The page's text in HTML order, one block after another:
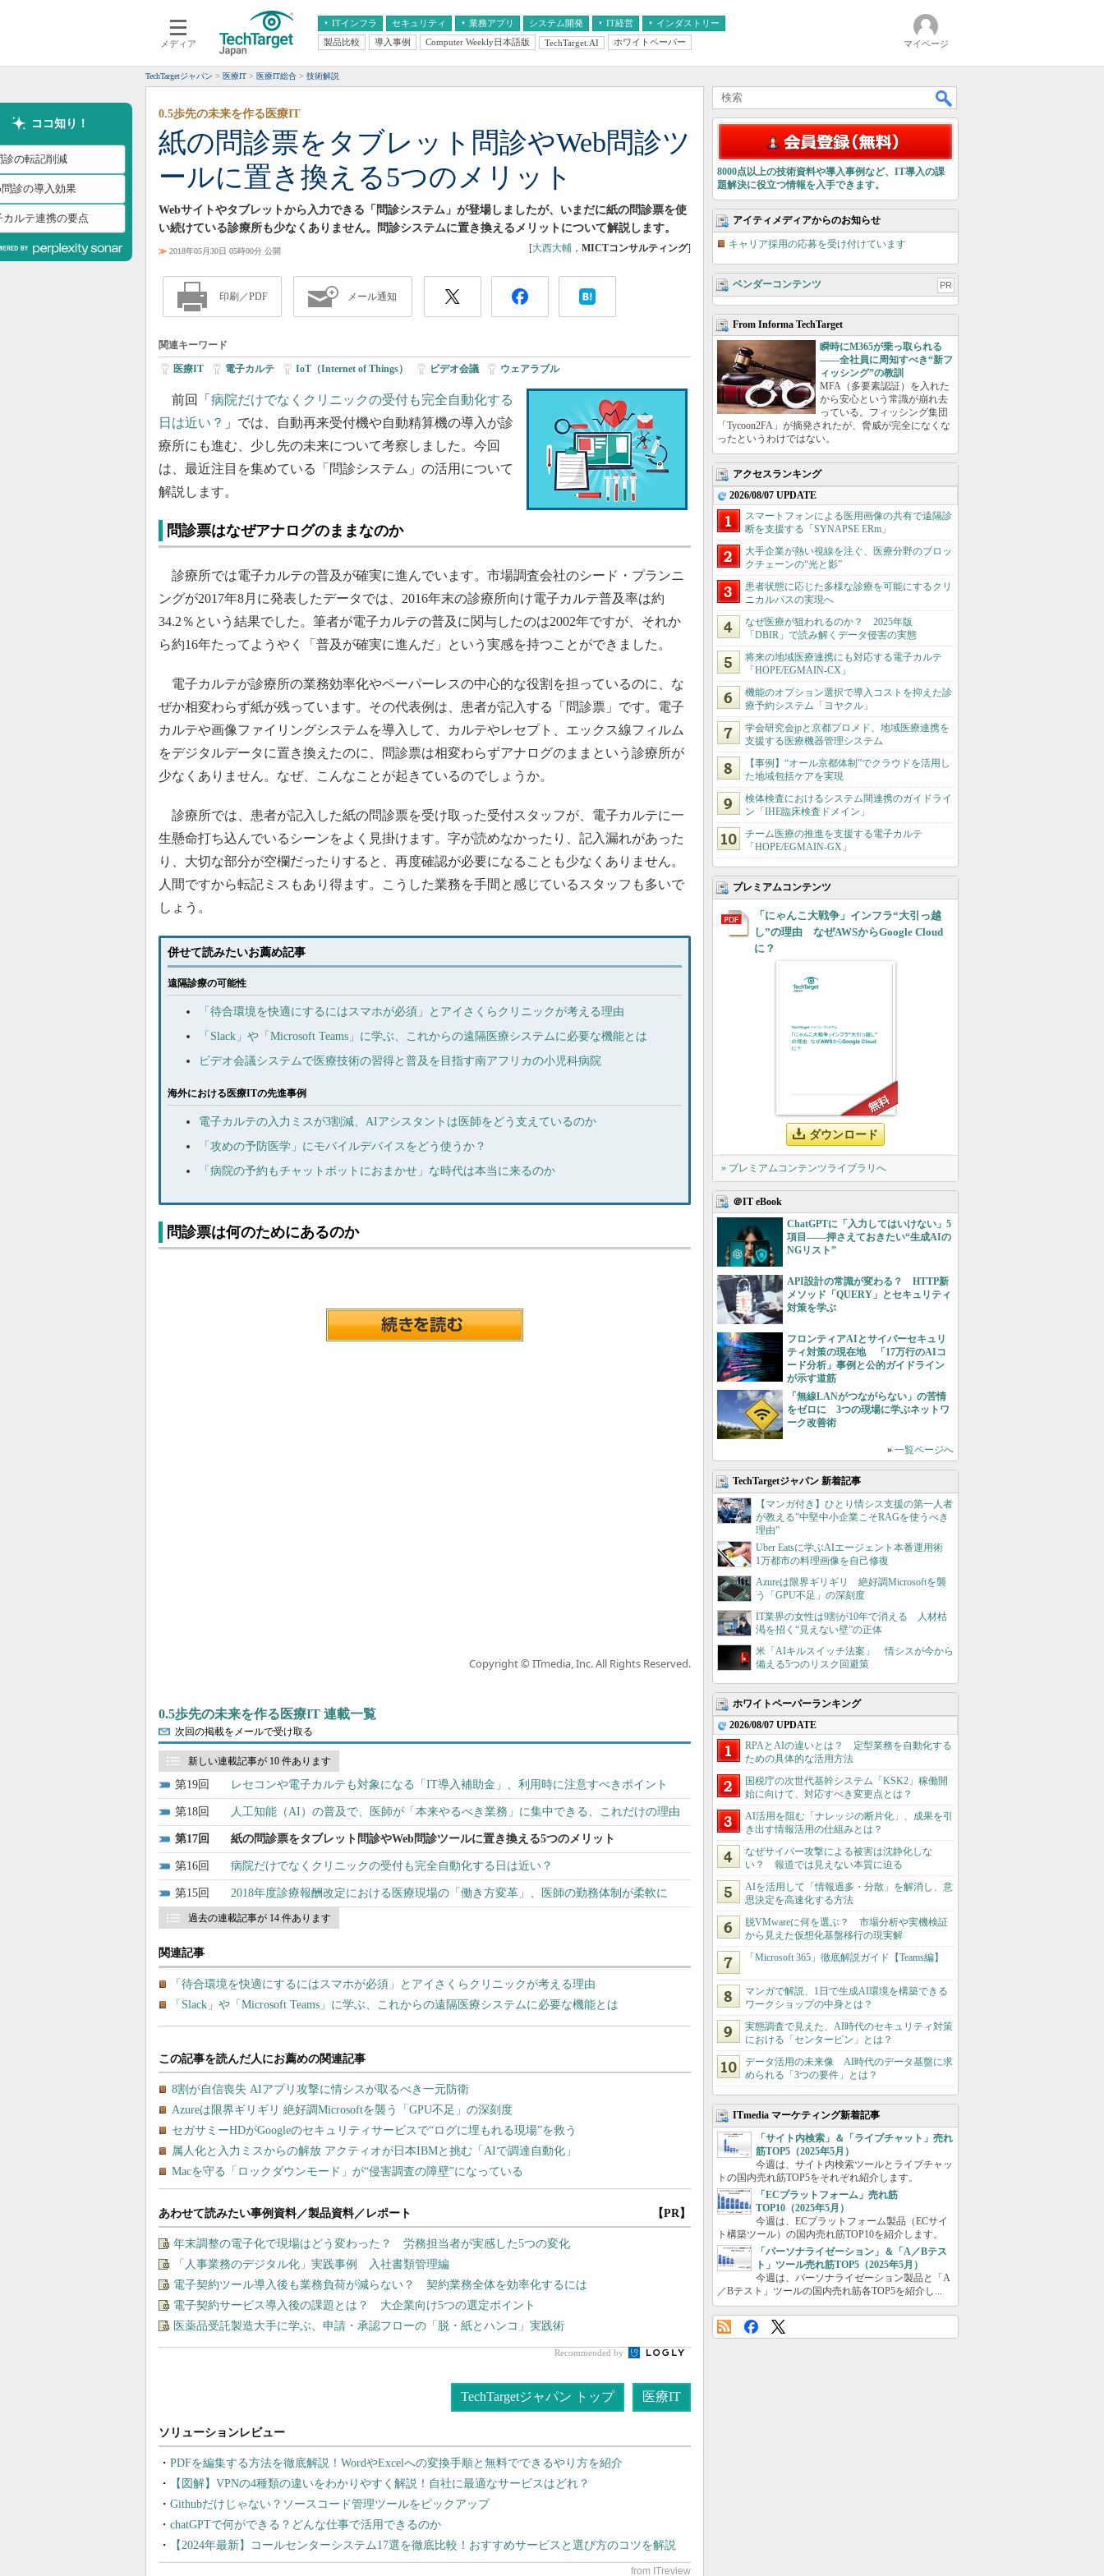
メディア
ITインフラ
クラウド
スマートモバイル
ネットワーク
システム運用管理
セキュリティ 業務アプリ
エンタープライズAI
ERP
情報系システム
システム開発 IT経営
経営とIT
インダストリー
医療IT
製品比較 導入事例 Computer Weekly日本語版 TechTarget.AI ホワイトペーパー マイページ
TechTargetジャパン 医療IT 医療IT総合 技術解説
ココ知り！
診の転記削減
問診の導入効果
カルテ連携の要点
紙の問診票をタブレット問診やWeb問診ツ
ールに置き換える5つのメリット
0.5歩先の未来を作る医療IT
Webサイトやタブレットから入力できる「問診システム」が登場しましたが、いまだに紙の問診票を使
い続けている診療所も少なくありません。問診システムに置き換えるメリットについて解説します。
≫ 2018年05月30日 05時00分 公開 [大西大輔 ， MICTコンサルティング]
印刷／PDF メール通知
関連キーワード
医療IT 電子カルテ IoT（Internet of Things） ビデオ会議 ウェアラブル
前回「 病院だけでなくクリニックの受付も完全自動化する
日は近い？ 」では、自動再来受付機や自動精算機の導入が診
療所にも進む、少し先の未来について考察しました。今回
は、最近注目を集めている「問診システム」の活用について
解説します。
問診票はなぜアナログのままなのか
診療所では電子カルテの普及が確実に進んでいます。市場調査会社のシード・プランニ
ングが2017年8月に発表したデータでは、2016年末の診療所向け電子カルテ普及率は約
34.2％という結果でした。筆者が電子カルテの普及に関与したのは2002年ですが、それか
ら約16年たってようやく「普及が確実に進んだ」という実感を持つことができました。
電子カルテが診療所の業務効率化やペーパーレスの中心的な役割を担っているのに、な
ぜか相変わらず紙が残っています。その代表例は、患者が記入する「問診票」です。電子
カルテや画像ファイリングシステムを導入して、カルテやレセプト、エックス線フィルム
をデジタルデータに置き換えたのに、問診票は相変わらずアナログのままという診療所が
少なくありません。なぜ、こんなことが起きているのでしょうか。
診療所では、患者が記入した紙の問診票を受け取った受付スタッフが、電子カルテに一
生懸命打ち込んでいるシーンをよく見掛けます。字が読めなかったり、記入漏れがあった
り、大切な部分が空欄だったりすると、再度確認が必要になることも少なくありません。
人間ですから転記ミスもあり得ます。こうした業務を手間と感じているスタッフも多いで
しょう。
併せて読みたいお薦め記事
遠隔診療の可能性
「待合環境を快適にするにはスマホが必須」とアイさくらクリニックが考える理由
「Slack」や「Microsoft Teams」に学ぶ、これからの遠隔医療システムに必要な機能とは
ビデオ会議システムで医療技術の習得と普及を目指す南アフリカの小児科病院
海外における医療ITの先進事例
電子カルテの入力ミスが3割減、AIアシスタントは医師をどう支えているのか
「攻めの予防医学」にモバイルデバイスをどう使うか？
「病院の予約もチャットボットにおまかせ」な時代は本当に来るのか
問診票は何のためにあるのか
Copyright © ITmedia, Inc. All Rights Reserved.
0.5歩先の未来を作る医療IT 連載一覧
次回の掲載をメールで受け取る
新しい連載記事が 10 件あります
19 レセコンや電子カルテも対象になる「IT導入補助金」、利用時に注意すべきポイント
18 人工知能（AI）の普及で、医師が「本来やるべき業務」に集中できる、これだけの理由
17 紙の問診票をタブレット問診やWeb問診ツールに置き換える5つのメリット
16 病院だけでなくクリニックの受付も完全自動化する日は近い？
15 2018年度診療報酬改定における医療現場の「働き方変革」、医師の勤務体制が柔軟に
過去の連載記事が 14 件あります
関連記事
「待合環境を快適にするにはスマホが必須」とアイさくらクリニックが考える理由
「Slack」や「Microsoft Teams」に学ぶ、これからの遠隔医療システムに必要な機能とは
あわせて読みたい事例資料／製品資料／レポート 【PR】
年末調整の電子化で現場はどう変わった？ 労務担当者が実感した5つの変化
「人事業務のデジタル化」実践事例 入社書類管理編
電子契約ツール導入後も業務負荷が減らない？ 契約業務全体を効率化するには
電子契約サービス導入後の課題とは？ 大企業向け5つの選定ポイント
医薬品受託製造大手に学ぶ、申請・承認フローの「脱・紙とハンコ」実践術
Recommended by
TechTargetジャパン トップ 医療IT
PDFを編集する方法を徹底解説！WordやExcelへの変換手順と無料でできるやり方を紹介
【図解】VPNの4種類の違いをわかりやすく解説！自社に最適なサービスはどれ？
Githubだけじゃない？ソースコード管理ツールをピックアップ
chatGPTで何ができる？どんな仕事で活用できるのか
【2024年最新】コールセンターシステム17選を徹底比較！おすすめサービスと選び方のコツを解説
8000点以上の技術資料や導入事例など、IT導入の課
題解決に役立つ情報を入手できます。
アイティメディアからのお知らせ
キャリア採用の応募を受け付けています
ベンダーコンテンツ PR
From Informa TechTarget
瞬時にM365が乗っ取られる
――全社員に周知すべき“新フ
ィッシング”の教訓
MFA（多要素認証）を入れた
から安心という常識が崩れ去
っている。フィッシング集団
「Tycoon2FA」が摘発されたが、脅威が完全になくな
ったというわけではない。
アクセスランキング
2026/08/07 UPDATE
スマートフォンによる医用画像の共有で遠隔診
断を支援する「SYNAPSE ERm」
大手企業が熱い視線を注ぐ、医療分野のブロッ
クチェーンの“光と影”
患者状態に応じた多様な診療を可能にするクリ
ニカルパスの実現へ
なぜ医療が狙われるのか？ 2025年版
「DBIR」で読み解くデータ侵害の実態
将来の地域医療連携にも対応する電子カルテ
「HOPE/EGMAIN-CX」
機能のオプション選択で導入コストを抑えた診
療予約システム「ヨヤクル」
学会研究会jpと京都プロメド、地域医療連携を
支援する医療機器管理システム
【事例】“オール京都体制”でクラウドを活用し
た地域包括ケアを実現
検体検査におけるシステム間連携のガイドライ
ン「IHE臨床検査ドメイン」
チーム医療の推進を支援する電子カルテ
「HOPE/EGMAIN-GX」
プレミアムコンテンツ
「にゃんこ大戦争」インフラ“大引っ越
し”の理由 なぜAWSからGoogle Cloud
に？
ダウンロード
» プレミアムコンテンツライブラリへ
＠IT eBook
ChatGPTに「入力してはいけない」5
項目――押さえておきたい“生成AIの
NGリスト”
API設計の常識が変わる？ HTTP新
メソッド「QUERY」とセキュリティ
対策を学ぶ
フロンティアAIとサイバーセキュリ
ティ対策の現在地 「17万行のAIコ
ード分析」事例と公的ガイドライン
が示す道筋
「無線LANがつながらない」の苦情
をゼロに 3つの現場に学ぶネットワ
ーク改善術
» 一覧ページへ
TechTargetジャパン 新着記事
【マンガ付き】ひとり情シス支援の第一人者
が教える”中堅中小企業こそRAGを使うべき
理由”
Uber Eatsに学ぶAIエージェント本番運用術
1万都市の料理画像を自己修復
Azureは限界ギリギリ 絶好調Microsoftを襲
う「GPU不足」の深刻度
IT業界の女性は9割が10年で消える 人材枯
渇を招く“見えない壁”の正体
米「AIキルスイッチ法案」 情シスが今から
備える5つのリスク回避策
ホワイトペーパーランキング
2026/08/07 UPDATE
RPAとAIの違いとは？ 定型業務を自動化する
ための具体的な活用方法
国税庁の次世代基幹システム「KSK2」稼働開
始に向けて、対応すべき変更点とは？
AI活用を阻む「ナレッジの断片化」、成果を引
き出す情報活用の仕組みとは？
なぜサイバー攻撃による被害は沈静化しな
い？ 報道では見えない本質に迫る
AIを活用して「情報過多・分散」を解消し、意
思決定を高速化する方法
脱VMwareに何を選ぶ？ 市場分析や実機検証
から見えた仮想化基盤移行の現実解
「Microsoft 365」徹底解説ガイド【Teams編】
マンガで解説、1日で生成AI環境を構築できる
ワークショップの中身とは？
実態調査で見えた、AI時代のセキュリティ対策
における「センターピン」とは？
データ活用の未来像 AI時代のデータ基盤に求
められる「3つの要件」とは？
ITmedia マーケティング新着記事
「サイト内検索」＆「ライブチャット」売れ
筋TOP5（2025年5月）
今週は、サイト内検索ツールとライブチャッ
トの国内売れ筋TOP5をそれぞれ紹介します。
「ECプラットフォーム」売れ筋
TOP10（2025年5月）
今週は、ECプラットフォーム製品（ECサイ
ト構築ツール）の国内売れ筋TOP10を紹介します。
「パーソナライゼーション」＆「A／Bテス
ト」ツール売れ筋TOP5（2025年5月）
今週は、パーソナライゼーション製品と「A
／Bテスト」ツールの国内売れ筋各TOP5を紹介し...